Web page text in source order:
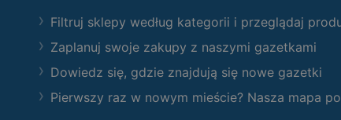
Filtruj sklepy według kategorii i przeglądaj
Zaplanuj swoje zakupy z naszymi gazetkami
Dowiedz się, gdzie znajdują się nowe gazetki
Pierwszy raz w nowym mieście? Nasza mapa